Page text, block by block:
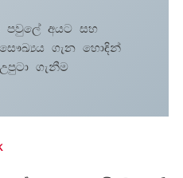
අයට සහ
ගැන හොඳින්
ගැනීම